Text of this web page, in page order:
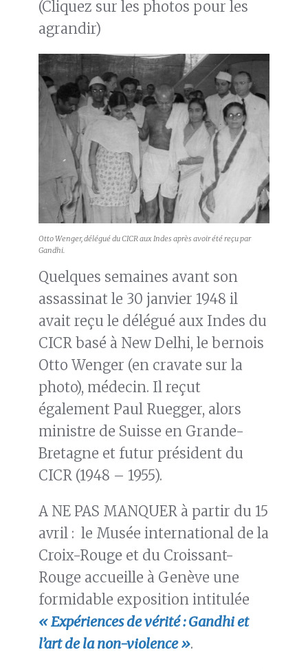
(Cliquez sur les photos pour les
agrandir)
Otto Wenger, délégué du CICR aux Indes après avoir été reçu par
Gandhi.
Quelques semaines avant son
assassinat le 30 janvier 1948 il
avait reçu le délégué aux Indes du
CICR basé à New Delhi, le bernois
Otto Wenger (en cravate sur la
photo), médecin. Il reçut
également Paul Ruegger, alors
ministre de Suisse en Grande-
Bretagne et futur président du
CICR (1948 – 1955).
A NE PAS MANQUER à partir du 15
avril : le Musée international de la
Croix-Rouge et du Croissant-
Rouge accueille à Genève une
formidable exposition intitulée
« Expériences de vérité : Gandhi et
l’art de la non-violence ».